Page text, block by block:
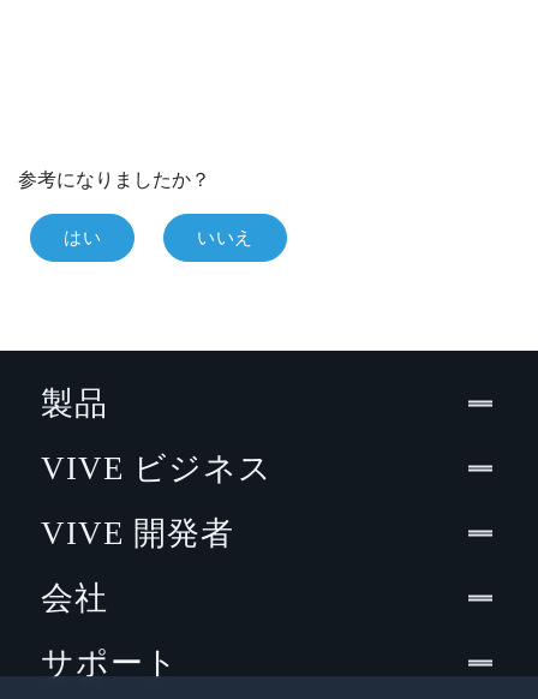
参考になりましたか？
はい いいえ
製品
VIVE ビジネス
VIVE 開発者
会社
サポート